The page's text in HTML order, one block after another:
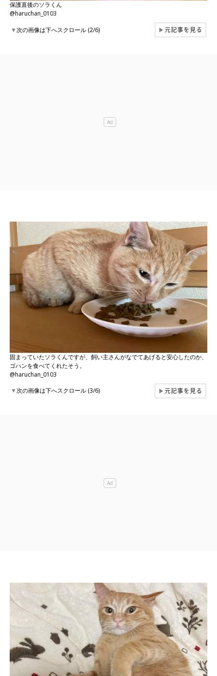
保護直後のソラくん
@haruchan_0103
▼次の画像は下へスクロール (2/6) ▶元記事を見る
固まっていたソラくんですが、飼い主さんがなでてあげると安心したのか、
ゴハンを食べてくれたそう。
@haruchan_0103
▼次の画像は下へスクロール (3/6) ▶元記事を見る